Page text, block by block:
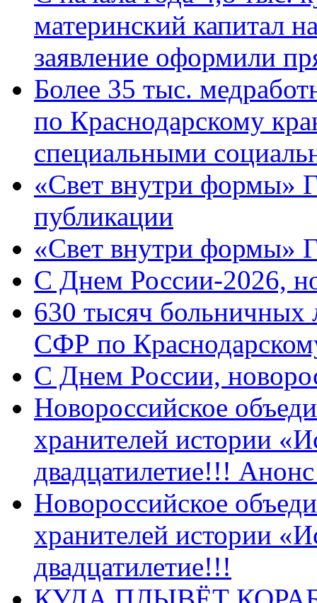
материнский капитал
заявление оформили
Более 35 тыс.
по Краснодарскому
специальными
«Свет внутри формы»
публикации
«Свет внутри формы»
C Днем России-2026,
630 тысяч больничных
СФР по
C Днем России,
Новороссийское
хранителей истории
двадцатилетие!!!
Новороссийское
хранителей истории
двадцатилетие!!!